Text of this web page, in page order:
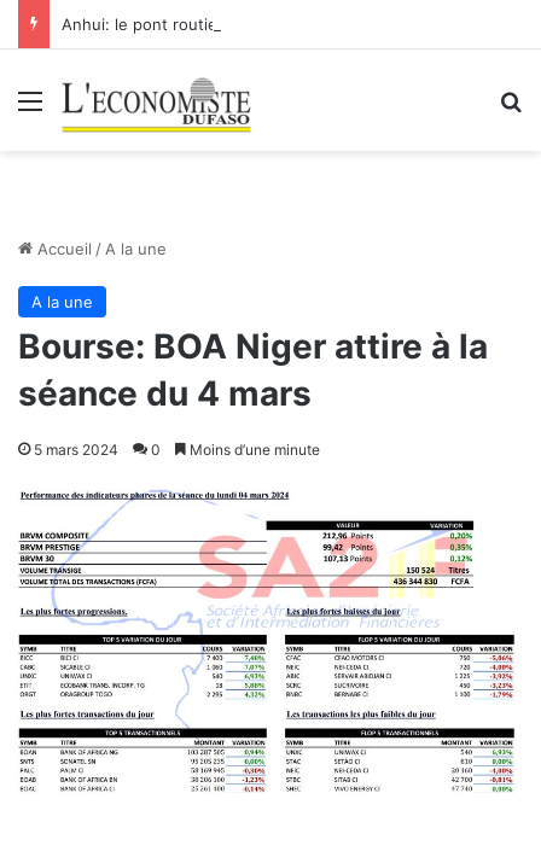
Menu
Accueil / A la une
A la une
Bourse: BOA Niger attire à la
séance du 4 mars
5 mars 2024 0 Moins d’une minute